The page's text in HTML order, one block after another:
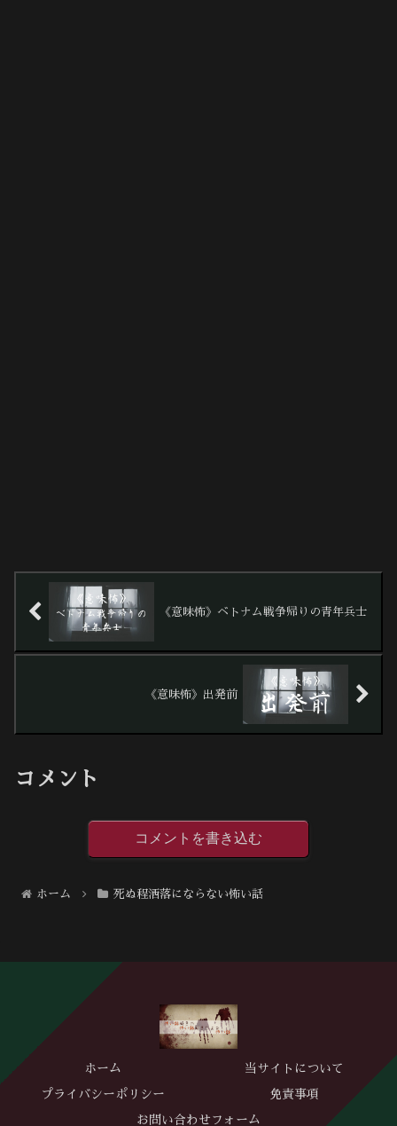
《意味怖》ベトナム戦争帰りの青年兵士
《意味怖》出発前
コメント
コメントを書き込む
ホーム 死ぬ程洒落にならない怖い話
ホーム 当サイトについて
プライバシーポリシー 免責事項
お問い合わせフォーム